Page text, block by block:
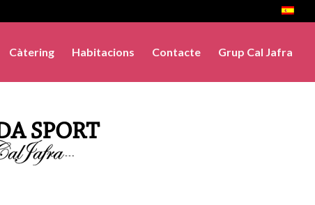
Càtering Habitacions Contacte Grup Cal Jafra